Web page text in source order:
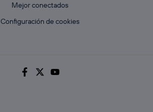
Mejor conectados
Configuración de cookies